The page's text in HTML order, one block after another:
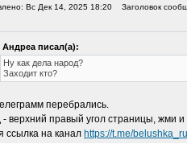
Вс Дек 14, 2025 18:20 Заголовок
Андреа писал(а):
Ну как дела народ?
Заходит кто?
перебрались.
- верхний правый угол страницы, жми
ссылка на канал https://t.me/belushka_ru